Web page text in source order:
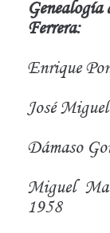
Ferrera:
Enrique
José
Dámaso
Miguel
1958